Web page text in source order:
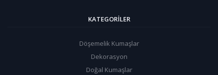
KATEGORILER
Döşemelik Kumaşlar
Dekorasyon
Doğal Kumaşlar